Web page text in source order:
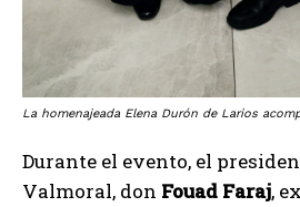
La homenajeada Elena Durón de Larios
Durante el evento, el
Valmoral, don Fouad Faraj,